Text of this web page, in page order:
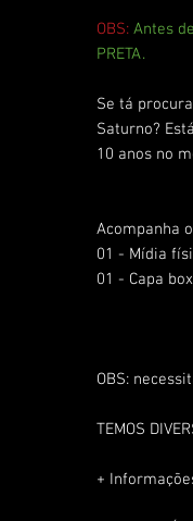
OBS: Antes
PRETA.
Se tá
Saturno?
10 anos no
Acompanha
01 - Mídia
01 - Capa
OBS:
TEMOS
+